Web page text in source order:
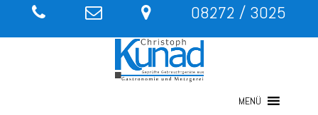
08272 / 3025
MENÜ